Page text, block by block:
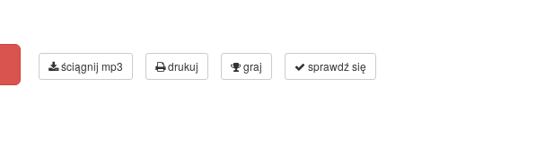
ściągnij mp3 drukuj graj sprawdź się